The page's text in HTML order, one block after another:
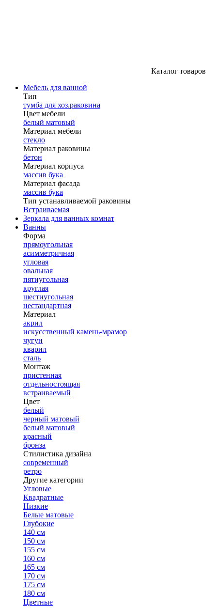
Каталог товаров
Мебель для ванной
Тип
тумба для хоз.раковина
Цвет мебели
белый матовый
Материал мебели
стекло
Материал раковины
бетон
Материал корпуса
массив бука
Материал фасада
массив бука
Тип устанавливаемой раковины
Встраиваемая
Зеркала для ванных комнат
Ванны
Форма
прямоугольная
асимметричная
угловая
овальная
пятиугольная
круглая
шестиугольная
нестандартная
Материал
акрил
искусственный камень-мрамор
чугун
кварил
сталь
Монтаж
пристенная
отдельностоящая
встраиваемый
Цвет
белый
черный матовый
белый матовый
красный
бронза
Стилистика дизайна
современный
ретро
Другие категории
Угловые
Квадратные
Низкие
Белые матовые
Глубокие
140 см
150 см
155 см
160 см
165 см
170 см
175 см
180 см
Цветные